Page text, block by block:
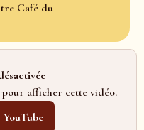
Café du
afficher cette vidéo.